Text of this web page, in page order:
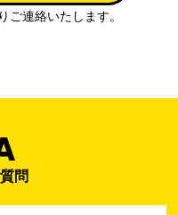
す。
報の利用目的
おける受発注業務のため
ご連絡いたします。
問